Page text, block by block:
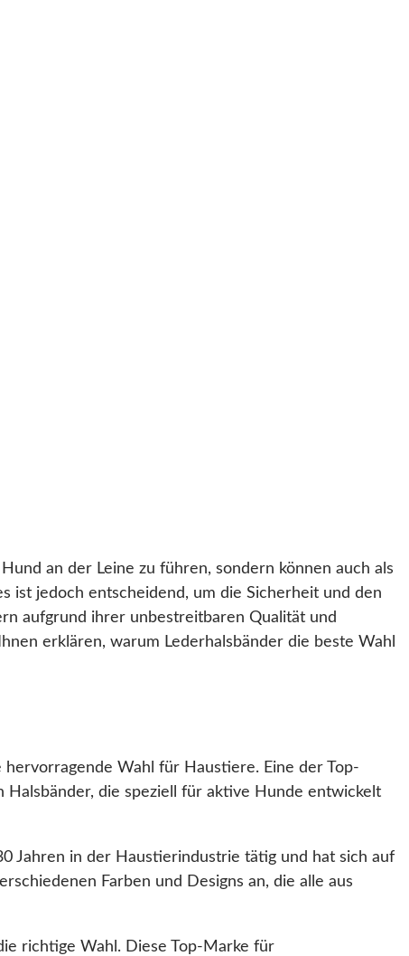
an der Leine zu führen, sondern können auch als
ist jedoch entscheidend, um die Sicherheit und den
aufgrund ihrer unbestreitbaren Qualität und
erklären, warum Lederhalsbänder die beste Wahl
Wahl für Haustiere. Eine der Top-
die speziell für aktive Hunde entwickelt
Jahren in der Haustierindustrie tätig und hat sich auf
Farben und Designs an, die alle aus
richtige Wahl. Diese Top-Marke für